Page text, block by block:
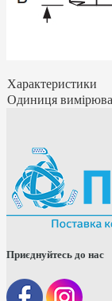
Характеристики
Одиниця
Приєднуйтесь до нас